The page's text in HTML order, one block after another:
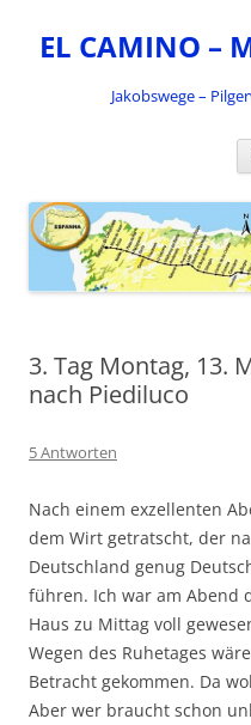
springen
EL CAMINO –
Jakobswege –
3. Tag Montag, 13.
nach Piediluco
5 Antworten
Nach einem exzellenten
dem Wirt getratscht, der
Deutschland genug
führen. Ich war am Abend
Haus zu Mittag voll
Wegen des Ruhetages
Betracht gekommen. Da
Aber wer braucht schon